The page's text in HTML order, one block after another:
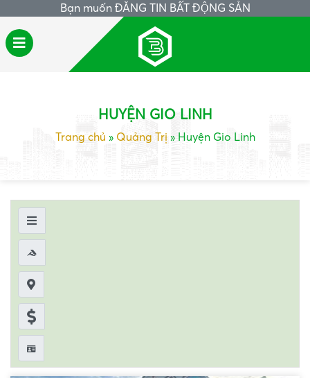
Bạn muốn ĐĂNG TIN BẤT ĐỘNG SẢN
HUYỆN GIO LINH
Trang chủ » Quảng Trị » Huyện Gio Linh